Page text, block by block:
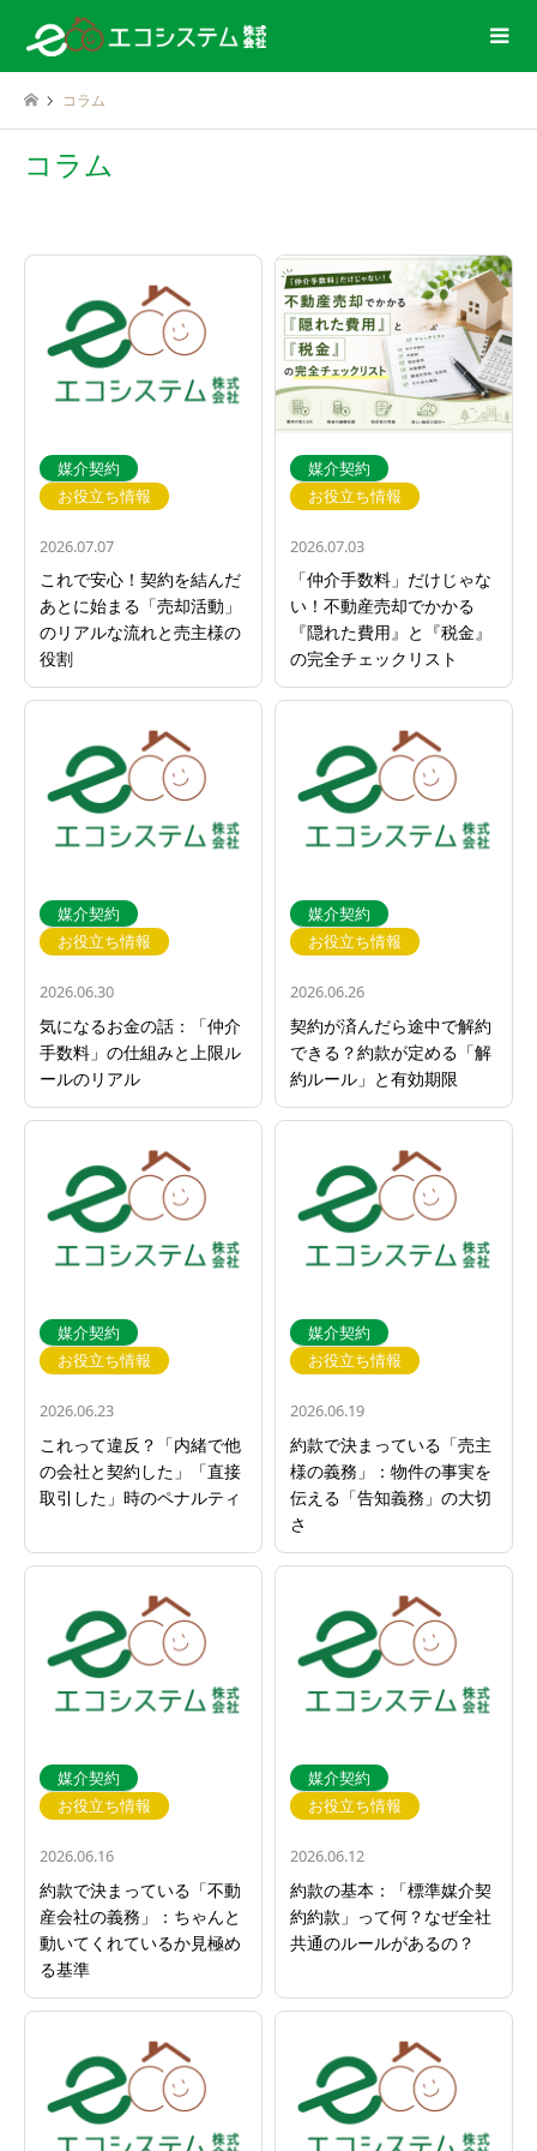
コラム
コラム
媒介契約
お役立ち情報
2026.07.07
これで安心！契約を結んだ
あとに始まる「売却活動」
のリアルな流れと売主様の
役割
媒介契約
お役立ち情報
2026.07.03
「仲介手数料」だけじゃな
い！不動産売却でかかる
『隠れた費用』と『税金』
の完全チェックリスト
媒介契約
お役立ち情報
2026.06.30
気になるお金の話：「仲介
手数料」の仕組みと上限ル
ールのリアル
媒介契約
お役立ち情報
2026.06.26
契約が済んだら途中で解約
できる？約款が定める「解
約ルール」と有効期限
媒介契約
お役立ち情報
2026.06.23
これって違反？「内緒で他
の会社と契約した」「直接
取引した」時のペナルティ
媒介契約
お役立ち情報
2026.06.19
約款で決まっている「売主
様の義務」：物件の事実を
伝える「告知義務」の大切
さ
媒介契約
お役立ち情報
2026.06.16
約款で決まっている「不動
産会社の義務」：ちゃんと
動いてくれているか見極め
る基準
媒介契約
お役立ち情報
2026.06.12
約款の基本：「標準媒介契
約約款」って何？なぜ全社
共通のルールがあるの？